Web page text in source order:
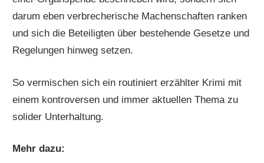
darum eben verbrecherische Machenschaften ranken
und sich die Beteiligten über bestehende Gesetze und
Regelungen hinweg setzen.
So vermischen sich ein routiniert erzählter Krimi mit
einem kontroversen und immer aktuellen Thema zu
solider Unterhaltung.
Mehr dazu: